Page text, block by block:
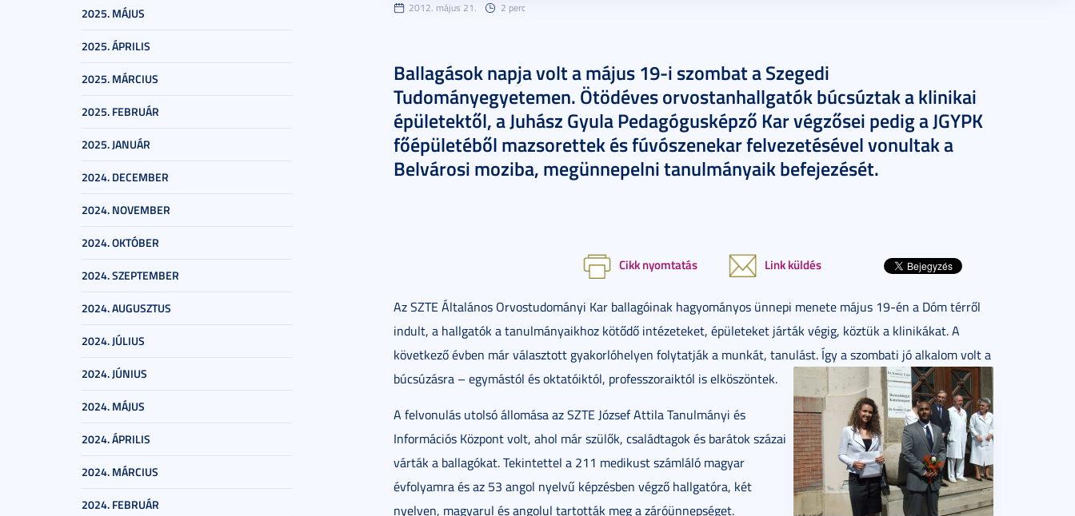
2025. MÁJUS
2025. ÁPRILIS
2025. MÁRCIUS
2025. FEBRUÁR
2025. JANUÁR
2024. DECEMBER
2024. NOVEMBER
2024. OKTÓBER
2024. SZEPTEMBER
2024. AUGUSZTUS
2024. JÚLIUS
2024. JÚNIUS
2024. MÁJUS
2024. ÁPRILIS
2024. MÁRCIUS
2024. FEBRUÁR
2012. május 21. 2 perc
Ballagások napja volt a május 19-i szombat a Szegedi
Tudományegyetemen. Ötödéves orvostanhallgatók búcsúztak a klinikai
épületektől, a Juhász Gyula Pedagógusképző Kar végzősei pedig a JGYPK
főépületéből mazsorettek és fúvószenekar felvezetésével vonultak a
Belvárosi moziba, megünnepelni tanulmányaik befejezését.
Cikk nyomtatás Link küldés
Az SZTE Általános Orvostudományi Kar ballagóinak hagyományos ünnepi menete május 19-én a Dóm térről
indult, a hallgatók a tanulmányaikhoz kötődő intézeteket, épületeket járták végig, köztük a klinikákat. A
következő évben már választott gyakorlóhelyen folytatják a munkát, tanulást. Így a szombati jó alkalom volt a
búcsúzásra – egymástól és oktatóiktól, professzoraiktól is elköszöntek.
A felvonulás utolsó állomása az SZTE József Attila Tanulmányi és
Információs Központ volt, ahol már szülők, családtagok és barátok százai
várták a ballagókat. Tekintettel a 211 medikust számláló magyar
évfolyamra és az 53 angol nyelvű képzésben végző hallgatóra, két
nyelven, magyarul és angolul tartották meg a záróünnepséget.